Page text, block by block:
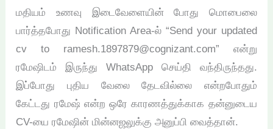
மதியம் உணவு இடைவேளையின் போது மொபைலை
பார்த்தபோது Notification Area-ல் “Send your updated
cv to ramesh.1897879@cognizant.com” என்று
ரமேஷிடம் இருந்து WhatsApp செய்தி வந்திருந்தது.
இப்போது புதிய வேலை தேடவில்லை என்றபோதும்
கேட்டது ரமேஷ் என்ற ஒரே காரணத்துக்காக தன்னுடைய
CV-யை ரமேஷின் மின்னஜலுக்கு அனுப்பி வைத்தான்.